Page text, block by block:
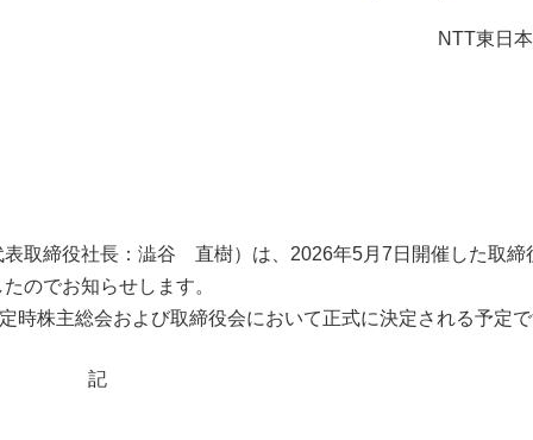
NTT東日
取締役社長：澁谷 直樹）は、2026年5月7日開催した取締
のでお知らせします。
時株主総会および取締役会において正式に決定される予定
記